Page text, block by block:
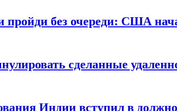
пройди без очереди: США
сделанные
Индии вступил в